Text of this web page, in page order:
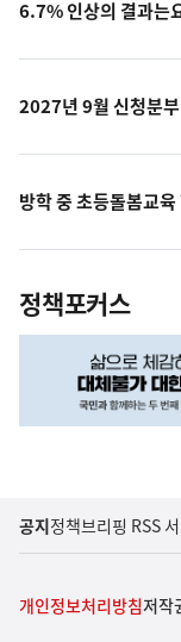
6.7% 인상의 결과는
2027년 9월 신청분
방학 중 초등돌봄교
정책포커스
공지정책브리핑 RSS
개인정보처리방침저작